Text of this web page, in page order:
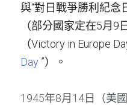
與“對日戰爭勝利紀念
（部分國家定在5月9
（Victory in Europe
Day ”）。
1945年8月14日（美